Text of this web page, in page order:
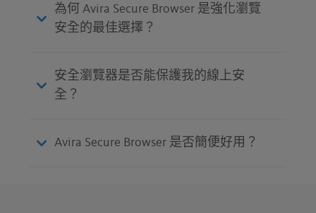
為何 Avira Secure Browser 是強化瀏覽
安全的最佳選擇？
安全瀏覽器是否能保護我的線上安
全？
Avira Secure Browser 是否簡便好用？